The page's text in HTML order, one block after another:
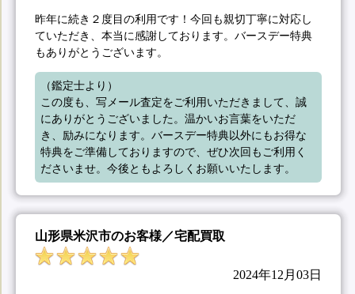
昨年に続き２度目の利用です！今回も親切丁寧に対応し
ていただき、本当に感謝しております。バースデー特典
もありがとうございます。
（鑑定士より）
この度も、写メール査定をご利用いただきまして、誠
にありがとうございました。温かいお言葉をいただ
き、励みになります。バースデー特典以外にもお得な
特典をご準備しておりますので、ぜひ次回もご利用く
ださいませ。今後ともよろしくお願いいたします。
山形県米沢市のお客様／宅配買取
2024年12月03日